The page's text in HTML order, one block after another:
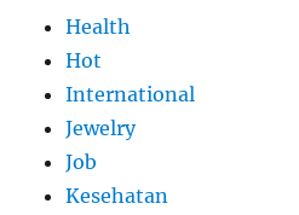
Health
Hot
International
Jewelry
Job
Kesehatan